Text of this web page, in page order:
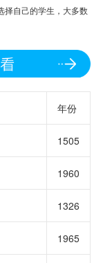
择自己的学生，大多数
年份
1505
1960
1326
1965